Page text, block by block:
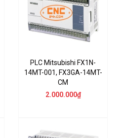
PLC Mitsubishi FX1N-
14MT-001, FX3GA-14MT-
CM
2.000.000₫